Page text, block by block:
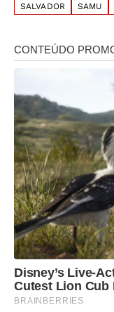
SALVADOR
SAMU